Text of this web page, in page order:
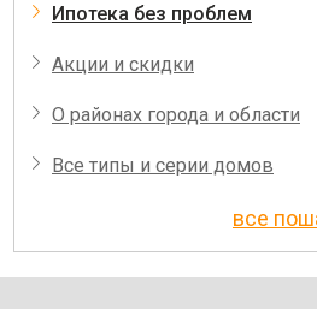
Ипотека без проблем
Акции и скидки
О районах города и области
Все типы и серии домов
все